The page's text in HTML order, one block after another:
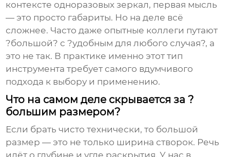
контексте одноразовых зеркал, первая мысль
— это просто габариты. Но на деле всё
сложнее. Часто даже опытные коллеги путают
?большой? с ?удобным для любого случая?, а
это не так. В практике именно этот тип
инструмента требует самого вдумчивого
подхода к выбору и применению.
Что на самом деле скрывается за ?
большим размером?
Если брать чисто технически, то большой
размер — это не только ширина створок. Речь